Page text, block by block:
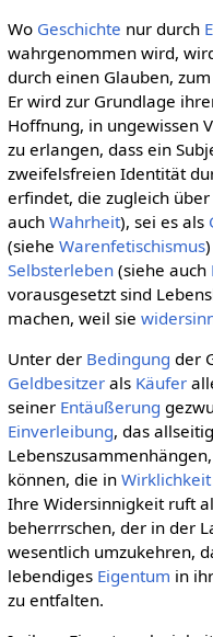
Wo Geschichte nur durch
wahrgenommen wird,
durch einen Glauben,
Er wird zur Grundlage
Hoffnung, in ungewissen
zu erlangen, dass ein
zweifelsfreien Identität
erfindet, die zugleich
auch Wahrheit), sei es als
(siehe Warenfetischismus
Selbsterleben(siehe auch
vorausgesetzt sind
machen, weil sie
Unter der Bedingung der
Geldbesitzerals Käufer
seiner Entäußerung
Einverleibung, das
können, die in Wirklichkeit
Ihre Widersinnigkeit ruft
beherrrschen, der in der
wesentlich umzukehren,
lebendiges Eigentum in
zu entfalten.